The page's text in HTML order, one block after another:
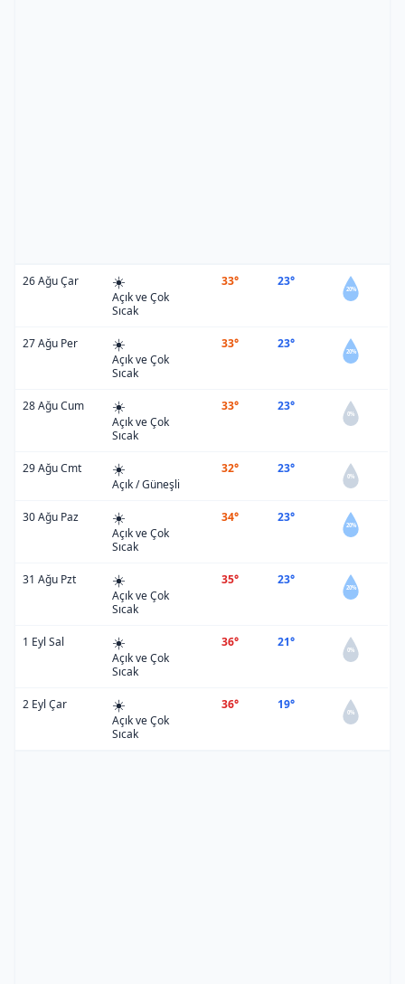
26 Ağu Çar ☀️
Açık ve Çok
Sıcak
33° 23°
20%
27 Ağu Per ☀️
Açık ve Çok
Sıcak
33° 23°
20%
28 Ağu Cum ☀️
Açık ve Çok
Sıcak
33° 23°
0%
29 Ağu Cmt ☀️
Açık / Güneşli
32° 23°
0%
30 Ağu Paz ☀️
Açık ve Çok
Sıcak
34° 23°
20%
31 Ağu Pzt ☀️
Açık ve Çok
Sıcak
35° 23°
20%
1 Eyl Sal ☀️
Açık ve Çok
Sıcak
36° 21°
0%
2 Eyl Çar ☀️
Açık ve Çok
Sıcak
36° 19°
0%